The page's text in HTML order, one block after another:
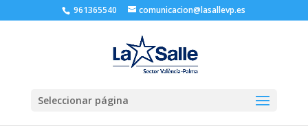
961365540 comunicacion@lasallevp.es
Seleccionar página